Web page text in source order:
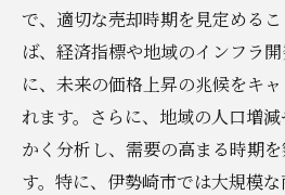
で、適切な売却時期を見定める
ば、経済指標や地域のインフラ
に、未来の価格上昇の兆候をキ
れます。さらに、地域の人口増
かく分析し、需要の高まる時期
す。特に、伊勢崎市では大規模